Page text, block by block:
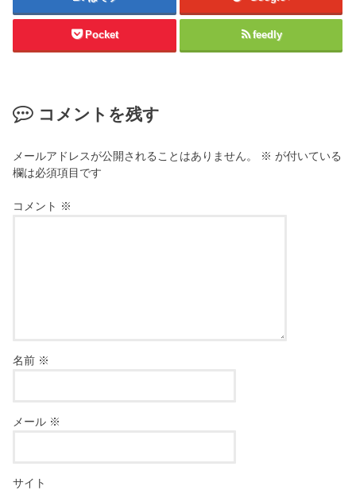
Pocket feedly
コメントを残す
メールアドレスが公開されることはありません。 ※ が付いている
欄は必須項目です
コメント ※
名前 ※
メール ※
サイト